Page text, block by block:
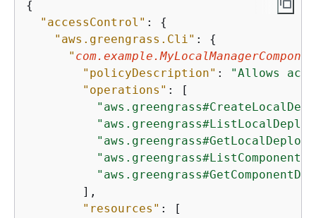
{
"accessControl" : {
"aws.greengrass.Cli" : {
"
"policyDescription" :
"Allows
"operations" : [
"aws.greengrass#ListComponents"
        ],
"resources" : [